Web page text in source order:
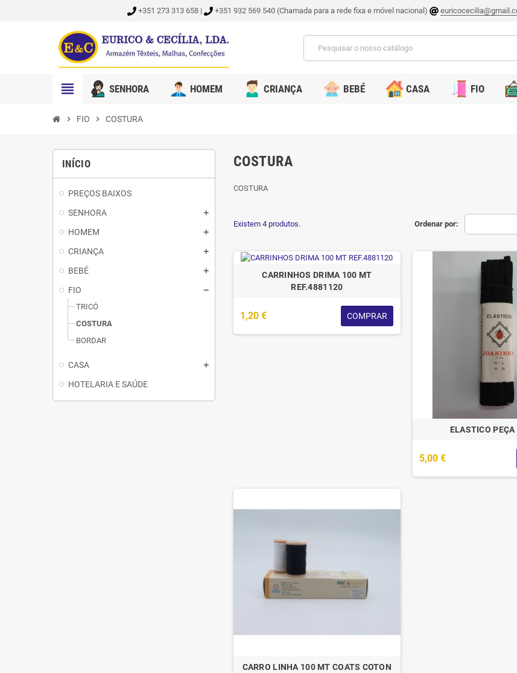
+351 273 313 658 | +351 932 569 540 (Chamada para a rede fixa e móvel nacional)
view_headline SENHORA HOMEM CRIANÇA BEBÉ CASA FIO
chevron_right FIO chevron_right COSTURA
INÍCIO
PREÇOS BAIXOS
SENHORA
HOMEM
CRIANÇA
BEBÉ
FIO
TRICÓ
COSTURA
BORDAR
CASA
HOTELARIA E SAÚDE
COSTURA
COSTURA
Ordenar por:
Existem 4 produtos.
CARRINHOS DRIMA 100 MT
REF.4881120
1,20 € COMPRAR
ELASTICO
5,00 €
CARRO LINHA 100 MT COATS COTON